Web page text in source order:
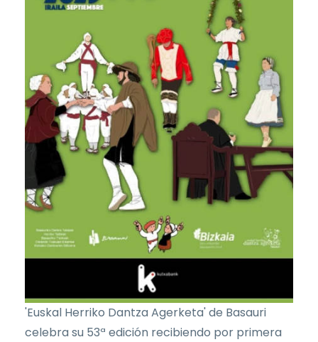
'Euskal Herriko Dantza Agerketa' de Basauri
celebra su 53ª edición recibiendo por primera